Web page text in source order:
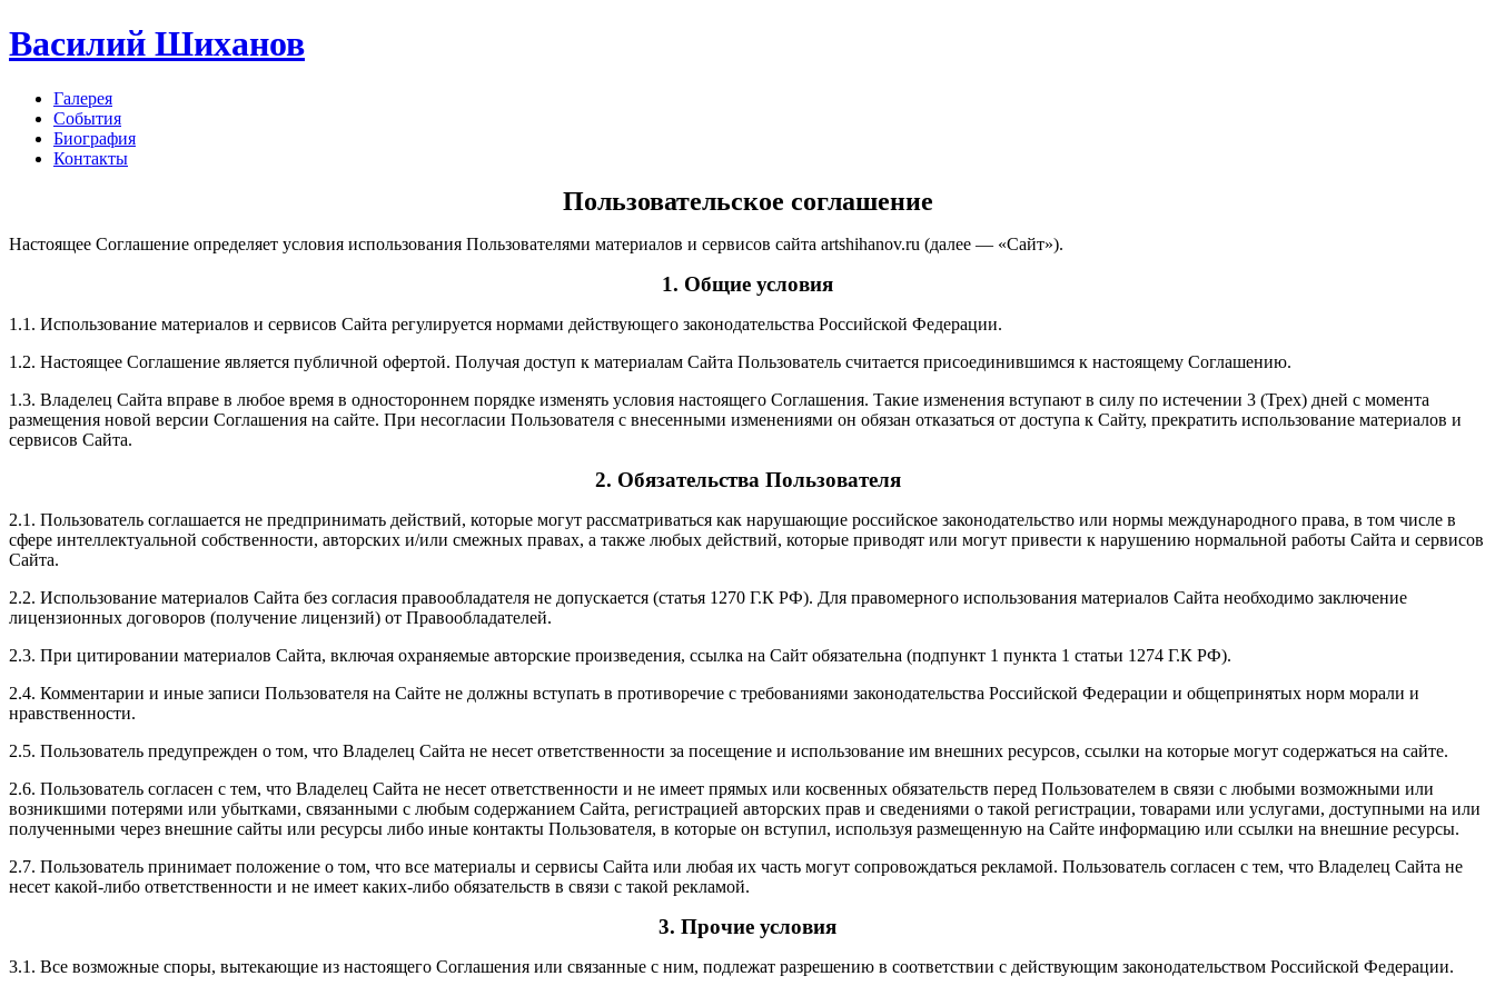
Василий Шиханов
Галерея
События
Биография
Контакты
Пользовательское соглашение
Настоящее Соглашение определяет условия использования Пользователями материалов и сервисов сайта artshihanov.ru (далее — «Сайт»).
1. Общие условия
1.1. Использование материалов и сервисов Сайта регулируется нормами действующего законодательства Российской Федерации.
1.2. Настоящее Соглашение является публичной офертой. Получая доступ к материалам Сайта Пользователь считается присоединившимся к настоящему Соглашению.
1.3. Владелец Сайта вправе в любое время в одностороннем порядке изменять условия настоящего Соглашения. Такие изменения вступают в силу по истечении 3 (Трех) дней с момента
размещения новой версии Соглашения на сайте. При несогласии Пользователя с внесенными изменениями он обязан отказаться от доступа к Сайту, прекратить использование материалов и
сервисов Сайта.
2. Обязательства Пользователя
2.1. Пользователь соглашается не предпринимать действий, которые могут рассматриваться как нарушающие российское законодательство или нормы международного права, в том числе в
сфере интеллектуальной собственности, авторских и/или смежных правах, а также любых действий, которые приводят или могут привести к нарушению нормальной работы Сайта и сервисов
Сайта.
2.2. Использование материалов Сайта без согласия правообладателя не допускается (статья 1270 Г.К РФ). Для правомерного использования материалов Сайта необходимо заключение
лицензионных договоров (получение лицензий) от Правообладателей.
2.3. При цитировании материалов Сайта, включая охраняемые авторские произведения, ссылка на Сайт обязательна (подпункт 1 пункта 1 статьи 1274 Г.К РФ).
2.4. Комментарии и иные записи Пользователя на Сайте не должны вступать в противоречие с требованиями законодательства Российской Федерации и общепринятых норм морали и
нравственности.
2.5. Пользователь предупрежден о том, что Владелец Сайта не несет ответственности за посещение и использование им внешних ресурсов, ссылки на которые могут содержаться на сайте.
2.6. Пользователь согласен с тем, что Владелец Сайта не несет ответственности и не имеет прямых или косвенных обязательств перед Пользователем в связи с любыми возможными или
возникшими потерями или убытками, связанными с любым содержанием Сайта, регистрацией авторских прав и сведениями о такой регистрации, товарами или услугами, доступными на или
полученными через внешние сайты или ресурсы либо иные контакты Пользователя, в которые он вступил, используя размещенную на Сайте информацию или ссылки на внешние ресурсы.
2.7. Пользователь принимает положение о том, что все материалы и сервисы Сайта или любая их часть могут сопровождаться рекламой. Пользователь согласен с тем, что Владелец Сайта не
несет какой-либо ответственности и не имеет каких-либо обязательств в связи с такой рекламой.
3. Прочие условия
3.1. Все возможные споры, вытекающие из настоящего Соглашения или связанные с ним, подлежат разрешению в соответствии с действующим законодательством Российской Федерации.